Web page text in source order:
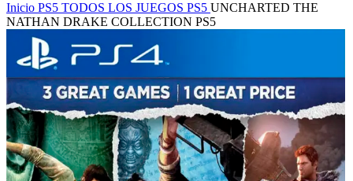
Inicio PS5 TODOS LOS JUEGOS PS5 UNCHARTED THE
NATHAN DRAKE COLLECTION PS5